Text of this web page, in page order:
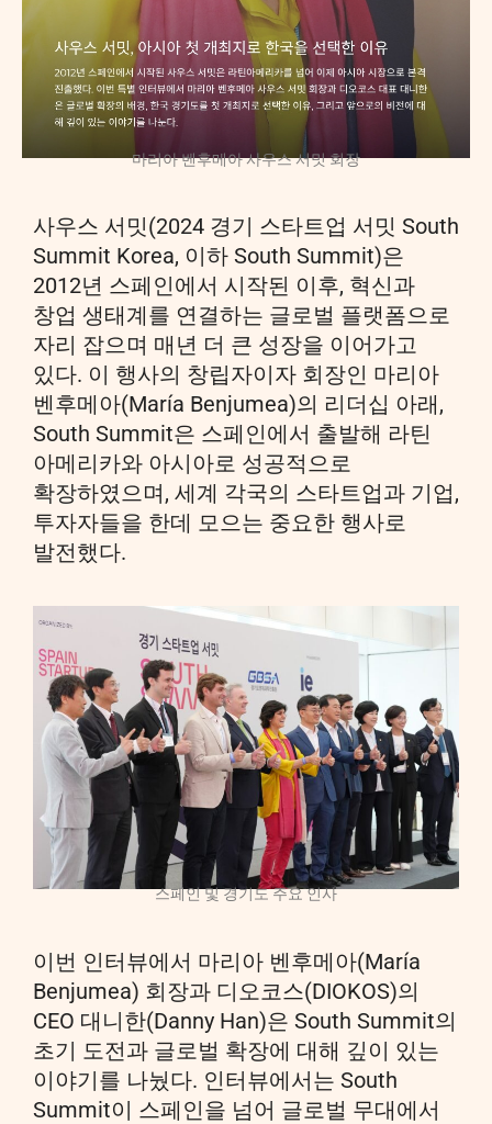
마리아 벤후메아 사우스 서밋 회장
사우스 서밋(2024 경기 스타트업 서밋 South
Summit Korea, 이하 South Summit)은
2012년 스페인에서 시작된 이후, 혁신과
창업 생태계를 연결하는 글로벌 플랫폼으로
자리 잡으며 매년 더 큰 성장을 이어가고
있다. 이 행사의 창립자이자 회장인 마리아
벤후메아(María Benjumea)의 리더십 아래,
South Summit은 스페인에서 출발해 라틴
아메리카와 아시아로 성공적으로
확장하였으며, 세계 각국의 스타트업과 기업,
투자자들을 한데 모으는 중요한 행사로
발전했다.
스페인 및 경기도 주요 인사
이번 인터뷰에서 마리아 벤후메아(María
Benjumea) 회장과 디오코스(DIOKOS)의
CEO 대니한(Danny Han)은 South Summit의
초기 도전과 글로벌 확장에 대해 깊이 있는
이야기를 나눴다. 인터뷰에서는 South
Summit이 스페인을 넘어 글로벌 무대에서